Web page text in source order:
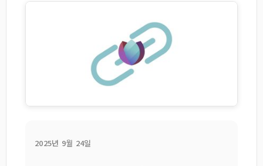
2025년 9월 24일